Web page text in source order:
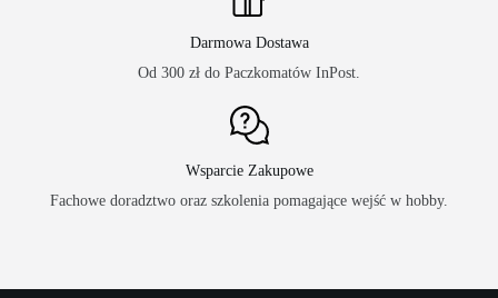
Darmowa Dostawa
Od 300 zł do Paczkomatów InPost.
Wsparcie Zakupowe
Fachowe doradztwo oraz szkolenia pomagające wejść w hobby.